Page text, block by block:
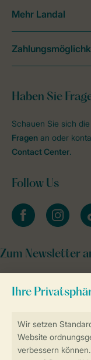
Sicher und
Haben Sie
Schauen Sie sich die
Fragen an oder
Contact Center.
Follow Us
facebookinstagram
Zum Newsletter
Mehr Landal